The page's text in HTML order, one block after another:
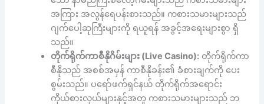
အကြား အလွန်ရေပန်းစားသည်။ ကစားသမားများသည်
ဂျက်ပေါ့ဆုကြီးများကို ရယူရန် အခွင့်အရေးများစွာ ရှိ
သည်။
တိုက်ရိုက်ကာစီနိုဂိမ်းများ (Live Casino): တိုက်ရိုက်ကာ
စီနိုသည် အစစ်အမှန် ကာစီနိုခန်း၏ ခံစားချက်ကို ပေး
စွမ်းသည်။ ပရော်ဖက်ရှင်နယ် တိုက်ရိုက်အရောင်း
ကိုယ်စားလှယ်များနှင့်အတူ ကစားသမားများသည် ဘ